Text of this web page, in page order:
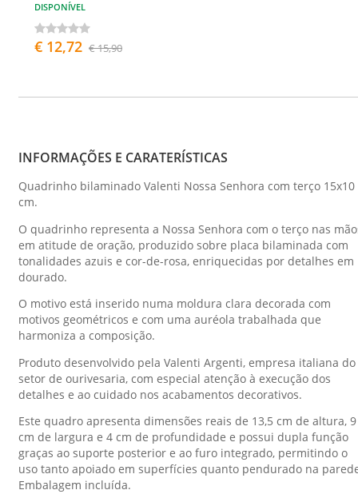
DISPONÍVEL
€ 12,72 € 15,90
INFORMAÇÕES E CARATERÍSTICAS
Quadrinho bilaminado Valenti Nossa Senhora com terço 15x10
cm.
O quadrinho representa a Nossa Senhora com o terço nas
em atitude de oração, produzido sobre placa bilaminada com
tonalidades azuis e cor-de-rosa, enriquecidas por detalhes em
dourado.
O motivo está inserido numa moldura clara decorada com
motivos geométricos e com uma auréola trabalhada que
harmoniza a composição.
Produto desenvolvido pela Valenti Argenti, empresa italiana do
setor de ourivesaria, com especial atenção à execução dos
detalhes e ao cuidado nos acabamentos decorativos.
Este quadro apresenta dimensões reais de 13,5 cm de altura, 9
cm de largura e 4 cm de profundidade e possui dupla função
graças ao suporte posterior e ao furo integrado, permitindo o
uso tanto apoiado em superfícies quanto pendurado na
Embalagem incluída.